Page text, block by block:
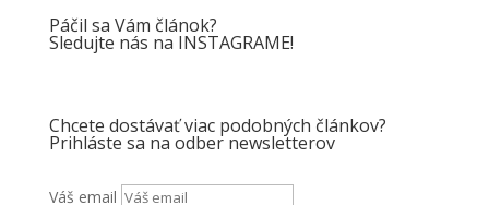
Páčil sa Vám článok?
Sledujte nás na INSTAGRAME!
Chcete dostávať viac podobných článkov?
Prihláste sa na odber newsletterov
Váš email